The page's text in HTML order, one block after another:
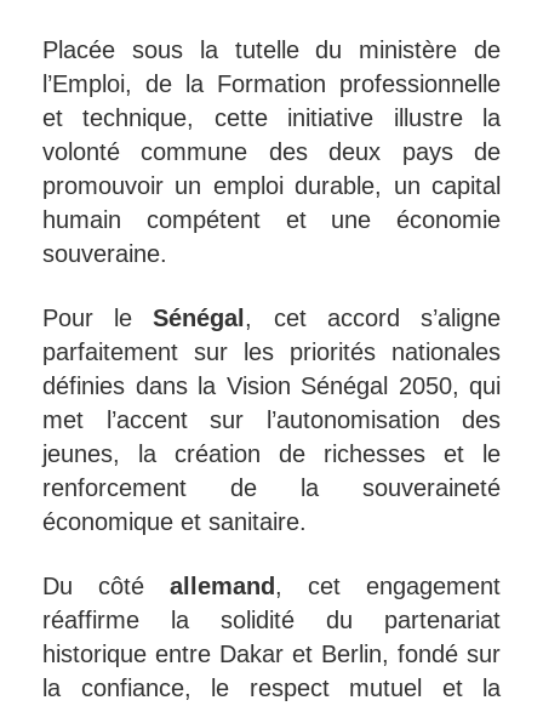
Placée sous la tutelle du ministère de
l’Emploi, de la Formation professionnelle
et technique, cette initiative illustre la
volonté commune des deux pays de
promouvoir un emploi durable, un capital
humain compétent et une économie
souveraine.
Pour leSénégal, cet accord s’aligne
parfaitement sur les priorités nationales
définies dans la Vision Sénégal 2050, qui
met l’accent sur l’autonomisation des
jeunes, la création de richesses et le
renforcement de la souveraineté
économique et sanitaire.
Du côté allemand, cet engagement
réaffirme la solidité du partenariat
historique entre Dakar et Berlin, fondé sur
la confiance, le respect mutuel et la